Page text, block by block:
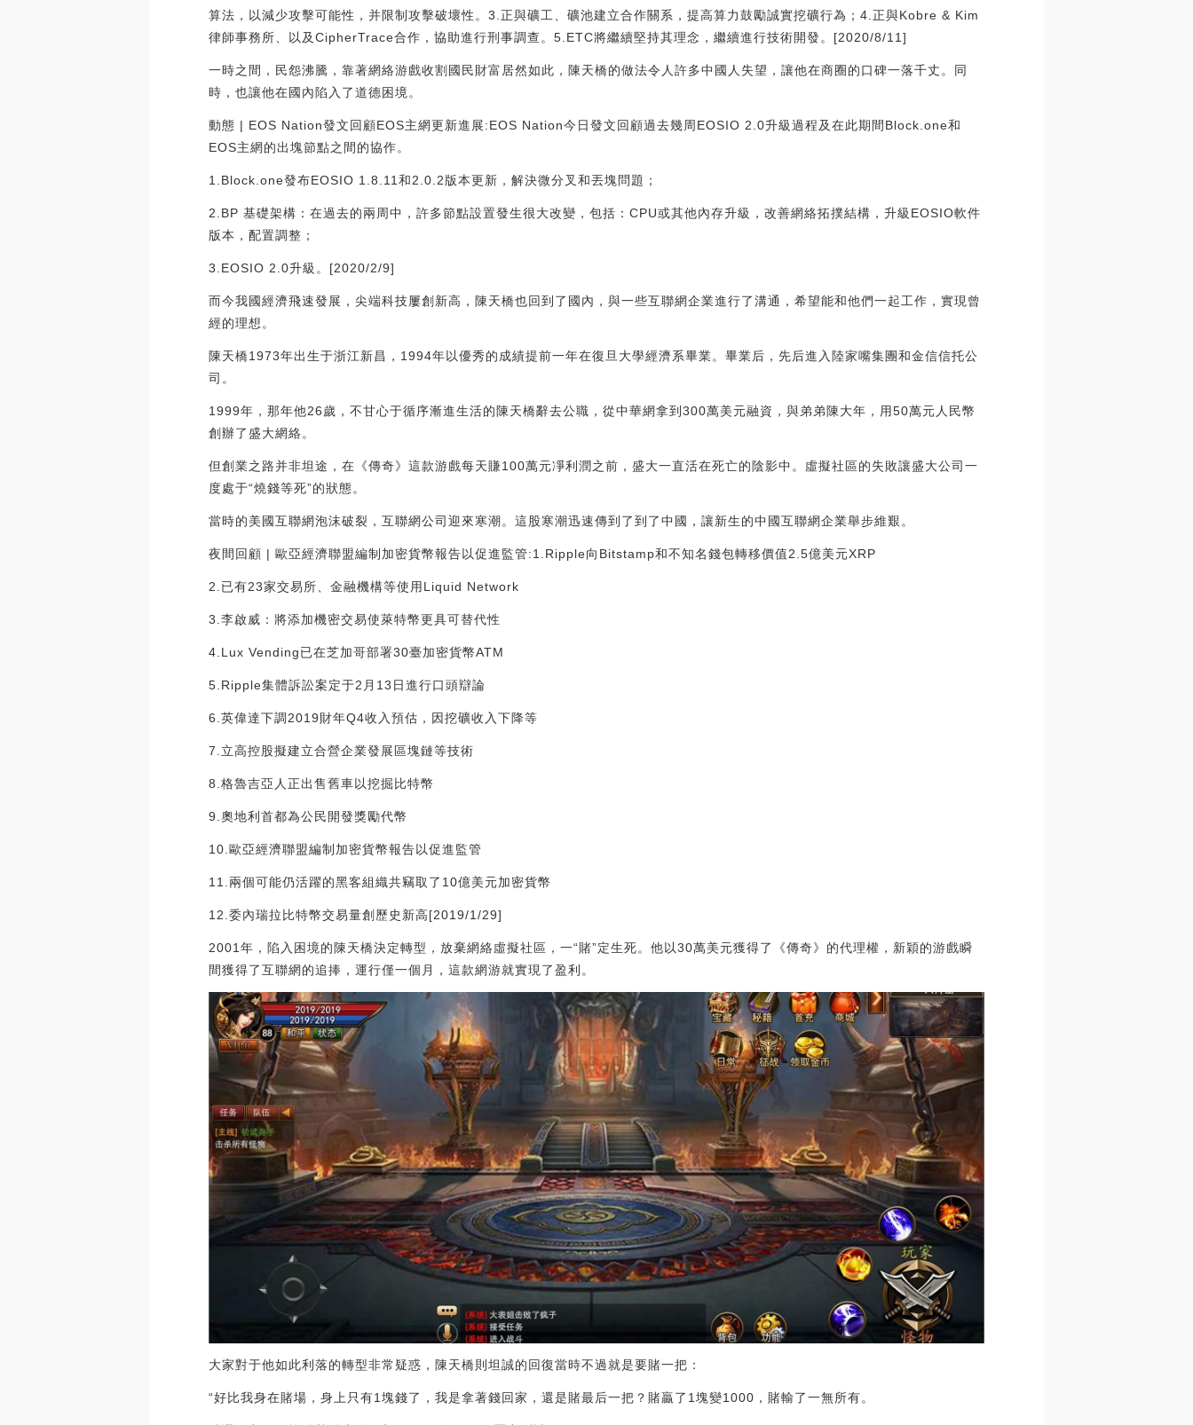
算法，以減少攻擊可能性，并限制攻擊破壞性。3.正與礦工、礦池建立合作關系，提高算力鼓勵誠實挖礦行為；4.正與Kobre & Kim
律師事務所、以及CipherTrace合作，協助進行刑事調查。5.ETC將繼續堅持其理念，繼續進行技術開發。[2020/8/11]
一時之間，民怨沸騰，靠著網絡游戲收割國民財富居然如此，陳天橋的做法令人許多中國人失望，讓他在商圈的口碑一落千丈。同
時，也讓他在國內陷入了道德困境。
動態 | EOS Nation發文回顧EOS主網更新進展:EOS Nation今日發文回顧過去幾周EOSIO 2.0升級過程及在此期間Block.one和
EOS主網的出塊節點之間的協作。
1.Block.one發布EOSIO 1.8.11和2.0.2版本更新，解決微分叉和丟塊問題；
2.BP 基礎架構：在過去的兩周中，許多節點設置發生很大改變，包括：CPU或其他內存升級，改善網絡拓撲結構，升級EOSIO軟件
版本，配置調整；
3.EOSIO 2.0升級。[2020/2/9]
而今我國經濟飛速發展，尖端科技屢創新高，陳天橋也回到了國內，與一些互聯網企業進行了溝通，希望能和他們一起工作，實現曾
經的理想。
陳天橋1973年出生于浙江新昌，1994年以優秀的成績提前一年在復旦大學經濟系畢業。畢業后，先后進入陸家嘴集團和金信信托公
司。
1999年，那年他26歲，不甘心于循序漸進生活的陳天橋辭去公職，從中華網拿到300萬美元融資，與弟弟陳大年，用50萬元人民幣
創辦了盛大網絡。
但創業之路并非坦途，在《傳奇》這款游戲每天賺100萬元凈利潤之前，盛大一直活在死亡的陰影中。虛擬社區的失敗讓盛大公司一
度處于“燒錢等死”的狀態。
當時的美國互聯網泡沫破裂，互聯網公司迎來寒潮。這股寒潮迅速傳到了到了中國，讓新生的中國互聯網企業舉步維艱。
夜間回顧 | 歐亞經濟聯盟編制加密貨幣報告以促進監管:1.Ripple向Bitstamp和不知名錢包轉移價值2.5億美元XRP
2.已有23家交易所、金融機構等使用Liquid Network
3.李啟威：將添加機密交易使萊特幣更具可替代性
4.Lux Vending已在芝加哥部署30臺加密貨幣ATM
5.Ripple集體訴訟案定于2月13日進行口頭辯論
6.英偉達下調2019財年Q4收入預估，因挖礦收入下降等
7.立高控股擬建立合營企業發展區塊鏈等技術
8.格魯吉亞人正出售舊車以挖掘比特幣
9.奧地利首都為公民開發獎勵代幣
10.歐亞經濟聯盟編制加密貨幣報告以促進監管
11.兩個可能仍活躍的黑客組織共竊取了10億美元加密貨幣
12.委內瑞拉比特幣交易量創歷史新高[2019/1/29]
2001年，陷入困境的陳天橋決定轉型，放棄網絡虛擬社區，一“賭”定生死。他以30萬美元獲得了《傳奇》的代理權，新穎的游戲瞬
間獲得了互聯網的追捧，運行僅一個月，這款網游就實現了盈利。
大家對于他如此利落的轉型非常疑惑，陳天橋則坦誠的回復當時不過就是要賭一把：
“好比我身在賭場，身上只有1塊錢了，我是拿著錢回家，還是賭最后一把？賭贏了1塊變1000，賭輸了一無所有。